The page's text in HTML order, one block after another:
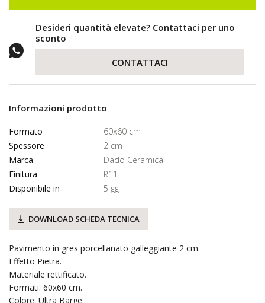
Desideri quantità elevate? Contattaci per uno
sconto
CONTATTACI
Informazioni prodotto
Formato
60x60 cm
Spessore
2 cm
Marca
Dado Ceramica
Finitura
R11
Disponibile in
5 gg
DOWNLOAD SCHEDA TECNICA
Pavimento in gres porcellanato galleggiante 2 cm.
Effetto Pietra.
Materiale rettificato.
Formati: 60x60 cm.
Colore: Ultra Barge.